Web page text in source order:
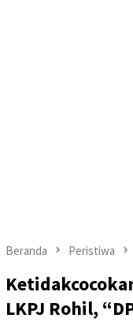
Beranda Peristiwa
LKPJ Rohil,